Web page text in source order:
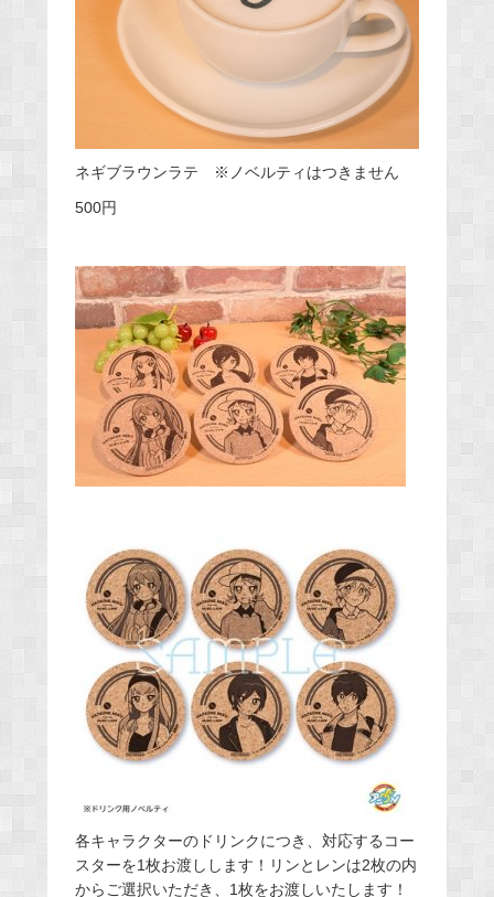
ネギブラウンラテ ※ノベルティはつきません
500円
各キャラクターのドリンクにつき、対応するコー
スターを1枚お渡しします！リンとレンは2枚の内
からご選択いただき、1枚をお渡しいたします！